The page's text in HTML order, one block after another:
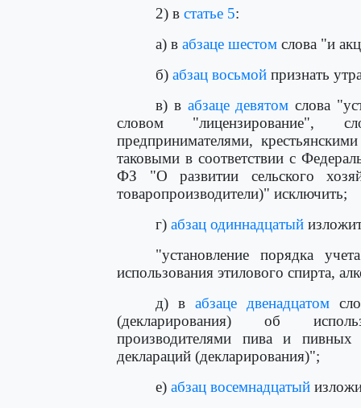
2) в статье 5:
а) в абзаце шестом слова "и
б) абзац восьмой признать
в) в абзаце девятом слова
словом "лицензирование",
предпринимателями,
таковыми в соответствии с
ФЗ "О развитии сельского
товаропроизводители)" исключить;
г) абзац одиннадцатый
"установление порядка
использования этилового спирта,
д) вабзаце двенадцатом
(декларирования) об
производителями пива и
деклараций (декларирования)";
е) абзац восемнадцатый